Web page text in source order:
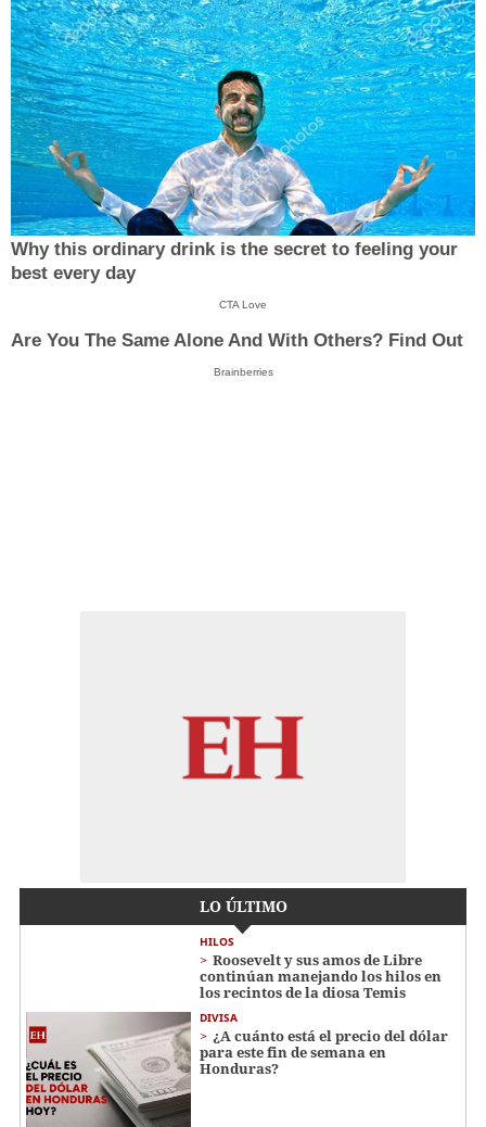
Why this ordinary drink is the secret to feeling your
best every day
CTA Love
Are You The Same Alone And With Others? Find Out
Brainberries
LO ÚLTIMO
HILOS
Roosevelt y sus amos de Libre
continúan manejando los hilos en
los recintos de la diosa Temis
DIVISA
¿A cuánto está el precio del dólar
para este fin de semana en
Honduras?